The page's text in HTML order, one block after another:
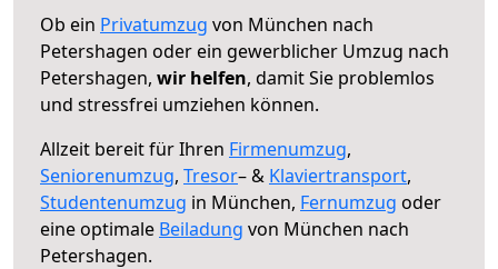
Ob ein Privatumzug von München nach
Petershagen oder ein gewerblicher Umzug nach
Petershagen, wir helfen, damit Sie problemlos
und stressfrei umziehen können.
Allzeit bereit für Ihren Firmenumzug,
Seniorenumzug, Tresor– & Klaviertransport,
Studentenumzug in München, Fernumzug oder
eine optimale Beiladung von München nach
Petershagen.